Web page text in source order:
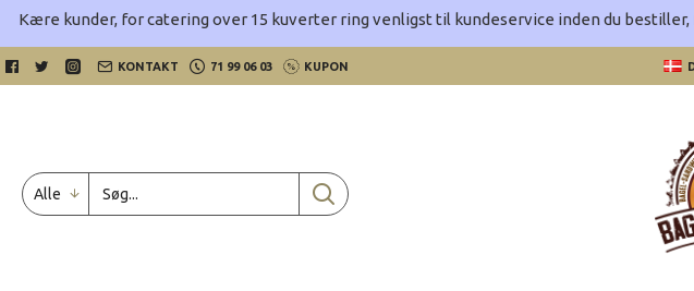
Kære kunder, for catering over 15 kuverter ring venligst til kundeservice inden du
KONTAKT 71 99 06 03 KUPON
Alle